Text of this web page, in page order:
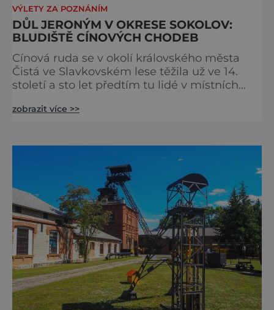
VÝLETY ZA POZNÁNÍM
DŮL JERONÝM V OKRESE SOKOLOV:
BLUDIŠTĚ CÍNOVÝCH CHODEB
Cínová ruda se v okolí královského města
Čistá ve Slavkovském lese těžila už ve 14.
století a sto let předtím tu lidé v místních
ukázalo, že vydatnost ložisek není zase tak
celou svou historii poskytl 500 až 700 tun
zobrazit více >>